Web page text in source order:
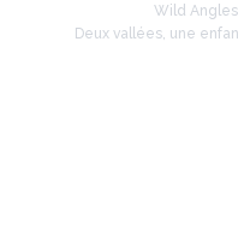
Wild
Deux vallées, une